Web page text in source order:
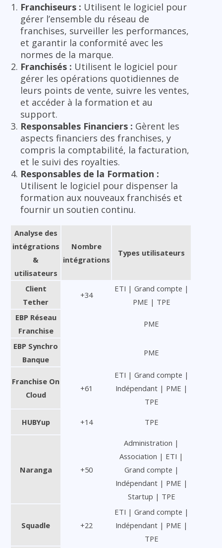
Franchiseurs : Utilisent le logiciel pour
gérer l’ensemble du réseau de
franchises, surveiller les performances,
et garantir la conformité avec les
normes de la marque.
Franchisés : Utilisent le logiciel pour
gérer les opérations quotidiennes de
leurs points de vente, suivre les ventes,
et accéder à la formation et au
support.
Responsables Financiers : Gèrent les
aspects financiers des franchises, y
compris la comptabilité, la facturation,
et le suivi des royalties.
Responsables de la Formation :
Utilisent le logiciel pour dispenser la
formation aux nouveaux franchisés et
fournir un soutien continu.
Analyse des
intégrations
&
utilisateurs
Nombre
intégrations
Types utilisateurs
Client
Tether
+34
ETI | Grand compte |
PME | TPE
EBP Réseau
Franchise
PME
EBP Synchro
Banque
PME
Franchise On
Cloud
+61
ETI | Grand compte |
Indépendant | PME |
TPE
HUBYup +14 TPE
Naranga +50
Administration |
Association | ETI |
Grand compte |
Indépendant | PME |
Startup | TPE
Squadle +22
ETI | Grand compte |
Indépendant | PME |
TPE